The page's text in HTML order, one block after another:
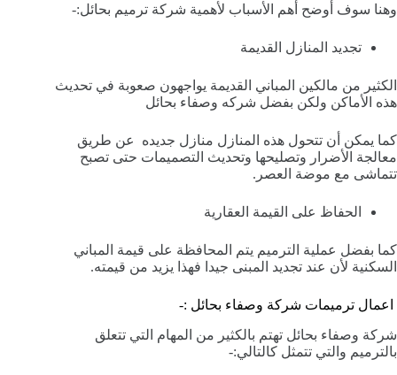
وهنا سوف أوضح أهم الأسباب لأهمية شركة ترميم بحائل:-
تجديد المنازل القديمة
الكثير من مالكين المباني القديمة يواجهون صعوبة في تحديث
هذه الأماكن ولكن بفضل شركه وصفاء بحائل
كما يمكن أن تتحول هذه المنازل منازل جديده
عن طريق
معالجة الأضرار وتصليحها وتحديث التصميمات حتى تصبح
تتماشى مع موضة العصر.
الحفاظ على القيمة العقارية
كما بفضل عملية الترميم يتم المحافظة على قيمة المباني
السكنية لأن عند تجديد المبنى جيدا فهذا يزيد من قيمته.
اعمال ترميمات شركة وصفاء بحائل :-
شركة وصفاء بحائل تهتم بالكثير من المهام التي تتعلق
بالترميم والتي تتمثل كالتالي:-